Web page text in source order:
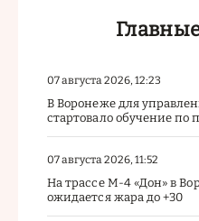
07 августа 2026, 12:23
В Воронеже для
стартовало обучение
07 августа 2026, 11:52
На трассе М-4 «Дон» в
ожидается жара до +30